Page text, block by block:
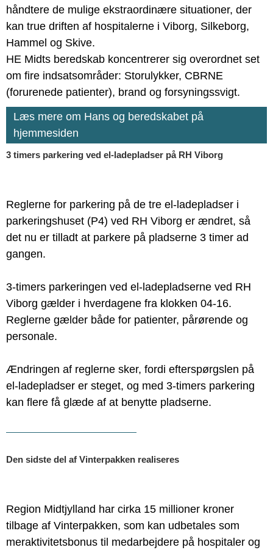
håndtere de mulige ekstraordinære situationer, der
kan true driften af hospitalerne i Viborg, Silkeborg,
Hammel og Skive.
HE Midts beredskab koncentrerer sig overordnet set
om fire indsatsområder: Storulykker, CBRNE
(forurenede patienter), brand og forsyningssvigt.
Læs mere om Hans og beredskabet på
hjemmesiden
3 timers parkering ved el-ladepladser på RH Viborg
Reglerne for parkering på de tre el-ladepladser i
parkeringshuset (P4) ved RH Viborg er ændret, så
det nu er tilladt at parkere på pladserne 3 timer ad
gangen.
3-timers parkeringen ved el-ladepladserne ved RH
Viborg gælder i hverdagene fra klokken 04-16.
Reglerne gælder både for patienter, pårørende og
personale.
Ændringen af reglerne sker, fordi efterspørgslen på
el-ladepladser er steget, og med 3-timers parkering
kan flere få glæde af at benytte pladserne.
Den sidste del af Vinterpakken realiseres
Region Midtjylland har cirka 15 millioner kroner
tilbage af Vinterpakken, som kan udbetales som
meraktivitetsbonus til medarbejdere på hospitaler og